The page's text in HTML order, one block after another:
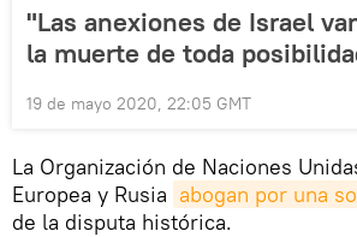
"Las anexiones de Israel
la muerte de toda
19 de mayo 2020, 22:05 GMT
La Organización de Naciones
Europea y Rusia abogan por una
de la disputa histórica.